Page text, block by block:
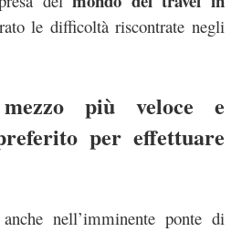
le difficoltà riscontrate negli
più veloce e
per effettuare
nell’imminente ponte di